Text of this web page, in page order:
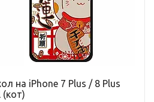
на iPhone 7 Plus / 8 Plus
(кот)